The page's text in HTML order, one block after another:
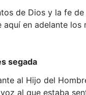
de Dios y la fe de
en adelante
segada
al Hijo del
al que estaba